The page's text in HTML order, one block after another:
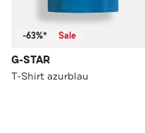
-63%* Sale
G-STAR
T-Shirt azurblau